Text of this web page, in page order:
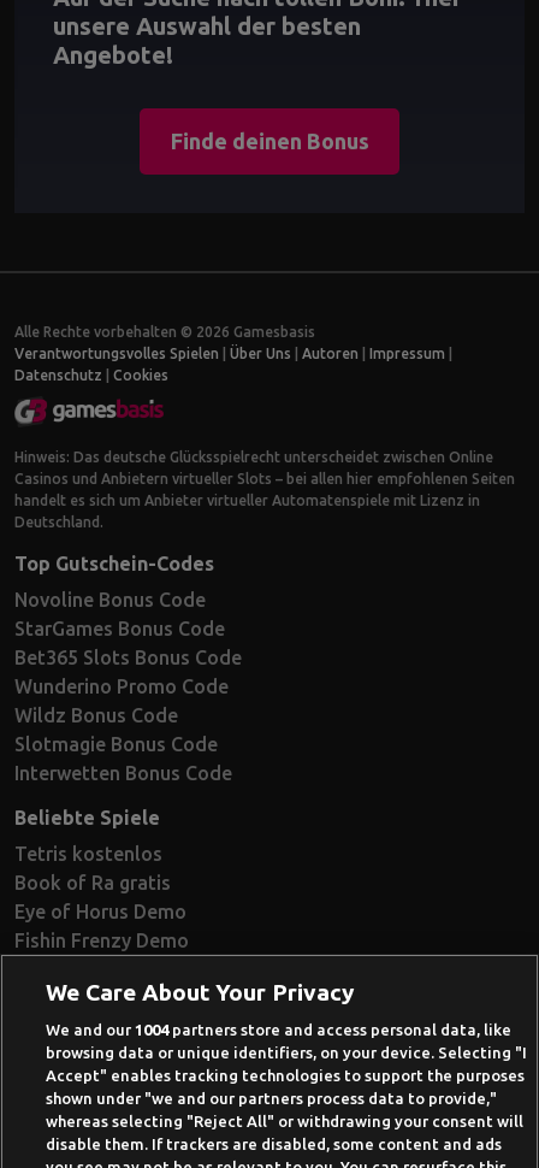
unsere Auswahl der besten
Angebote!
Finde deinen Bonus
Alle Rechte vorbehalten © 2026 Gamesbasis
Verantwortungsvolles Spielen
Über Uns Autoren Impressum
Datenschutz
Cookies
Hinweis: Das deutsche Glücksspielrecht unterscheidet zwischen Online
Casinos und Anbietern virtueller Slots – bei allen hier empfohlenen Seiten
handelt es sich um Anbieter virtueller Automatenspiele mit Lizenz in
Deutschland.
Top Gutschein-Codes
Novoline Bonus Code
StarGames Bonus Code
Bet365 Slots Bonus Code
Wunderino Promo Code
Wildz Bonus Code
Slotmagie Bonus Code
Interwetten Bonus Code
Beliebte Spiele
Tetris kostenlos
Book of Ra gratis
Eye of Horus Demo
Fishin Frenzy Demo
Book of Dead Demo
Razor Shark Demo
Beste Online Casinos 2026
Online Casino Demo spielen
Casino Bonus ohne Einzahlung
We Care About Your Privacy
We and our1004partners store and access personal data, like
browsing data or unique identifiers, on your device. Selecting "I
Accept" enables tracking technologies to support the purposes
shown under "we and our partners process data to provide,"
whereas selecting "Reject All" or withdrawing your consent will
disable them. If trackers are disabled, some content and ads